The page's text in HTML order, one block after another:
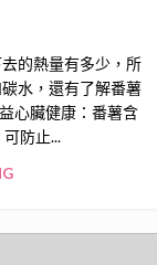
的熱量有多少，所
水，還有了解番薯
心臟健康：番薯含
防止...